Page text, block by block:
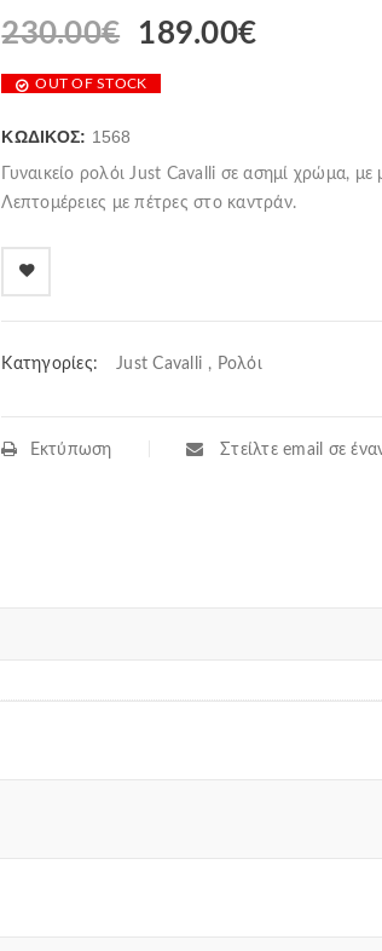
230.00€ 189.00€
OUT OF STOCK
ΚΩΔΙΚΌΣ: 1568
Γυναικείο ρολόι Just Cavalli σε ασημί χρώμα,
Λεπτομέρειες με πέτρες στο καντράν.
Κατηγορίες: Just Cavalli , Ρολόι
Εκτύπωση Στείλτε email σε